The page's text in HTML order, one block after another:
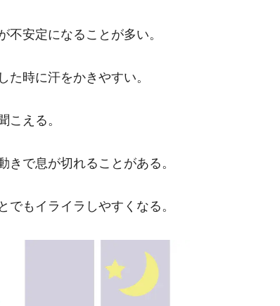
不安定になることが多い。
た時に汗をかきやすい。
こえる。
きで息が切れることがある。
でもイライラしやすくなる。